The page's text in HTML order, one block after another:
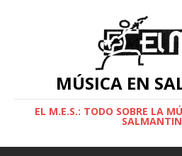
MÚSICA EN
EL M.E.S.: TODO SOBRE LA